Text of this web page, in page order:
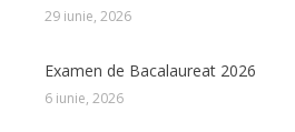
29 iunie, 2026
Examen de Bacalaureat 2026
6 iunie, 2026